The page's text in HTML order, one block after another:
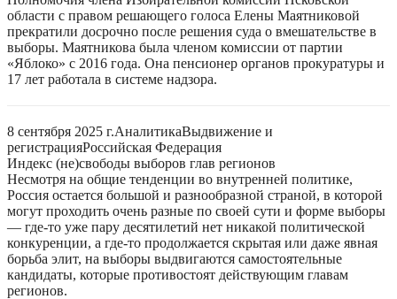
области с правом решающего голоса Елены Маятниковой
прекратили досрочно после решения суда о вмешательстве в
выборы. Маятникова была членом комиссии от партии
«Яблоко» с 2016 года. Она пенсионер органов прокуратуры и
17 лет работала в системе надзора.
8 сентября 2025 г.АналитикаВыдвижение и
регистрацияРоссийская Федерация
Индекс (не)свободы выборов глав регионов
Несмотря на общие тенденции во внутренней политике,
Россия остается большой и разнообразной страной, в которой
могут проходить очень разные по своей сути и форме выборы
— где-то уже пару десятилетий нет никакой политической
конкуренции, а где-то продолжается скрытая или даже явная
борьба элит, на выборы выдвигаются самостоятельные
кандидаты, которые противостоят действующим главам
регионов.